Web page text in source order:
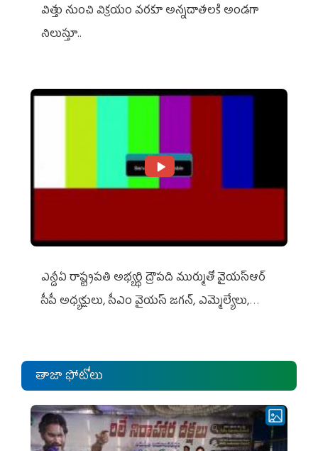
విత్తు నుంచి విక్రయం వరకూ అన్నదాతలకి అండగా
నిలుస్తూ..
ఎన్డీఏ రాష్ట్ర‌ప‌తి అభ్య‌ర్థి ద్రౌప‌ది ముర్ముతో వైయ‌స్ఆర్
సీపీ అధ్య‌క్షులు, సీఎం వైయ‌స్ జ‌గ‌న్, ఎమ్మెల్యేలు,
తాజా ఫోటోలు